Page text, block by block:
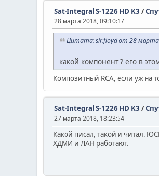
Sat-Integral S-1226 HD K3 /
28 марта 2018, 09:10:17
Цитата: sir.floyd от 28 марта
какой компонент ? его в
Композитный RCA, если уж на
Sat-Integral S-1226 HD K3 /
27 марта 2018, 18:23:54
Какой писал, такой и читал.
ХДМИ и ЛАН работают.